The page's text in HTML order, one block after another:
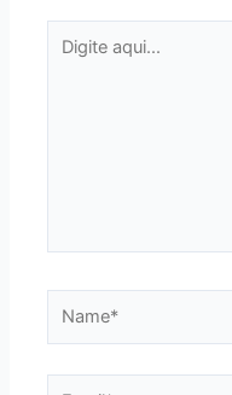
aqui...